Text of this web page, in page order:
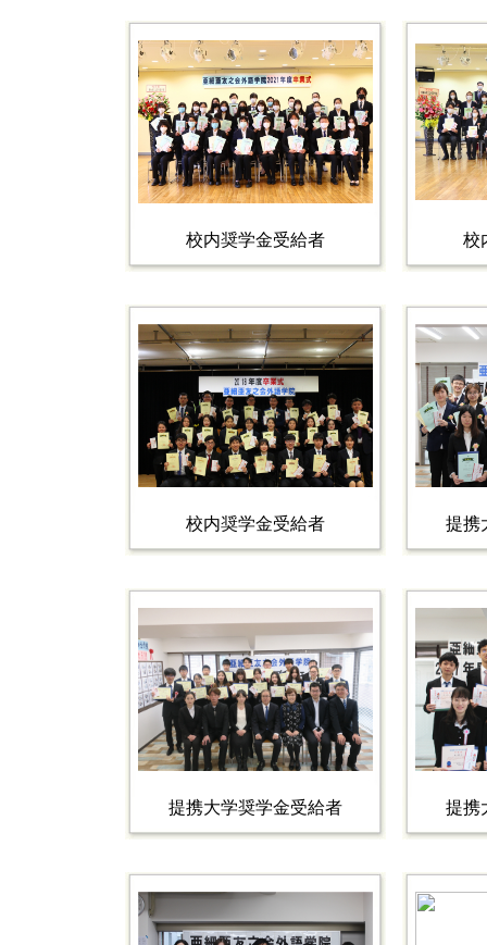
校内奨学金受給者 校
校内奨学金受給者 提携
提携大学奨学金受給者 提携